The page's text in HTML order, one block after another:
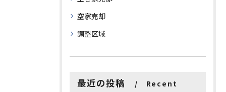
空家売却
調整区域
最近の投稿
Recent